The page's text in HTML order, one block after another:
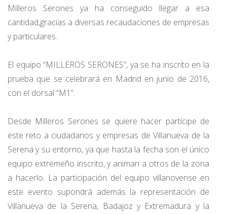
Milleros Serones ya ha conseguido llegar a esa
cantidad,gracias a diversas recaudaciones de empresas
y particulares.
El equipo “MILLEROS SERONES”, ya se ha inscrito en la
prueba que se celebrará en Madrid en junio de 2016,
con el dorsal “M1”.
Desde Milleros Serones se quiere hacer partícipe de
este reto a ciudadanos y empresas de Villanueva de la
Serena y su entorno, ya que hasta la fecha son el único
equipo extremeño inscrito, y animan a otros de la zona
a hacerlo. La participación del equipo villanovense en
este evento supondrá además la representación de
Villanueva de la Serena, Badajoz y Extremadura y la